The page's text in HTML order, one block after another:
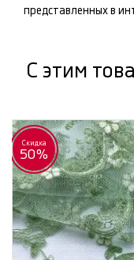
представленных в
С этим
Скидка
50%